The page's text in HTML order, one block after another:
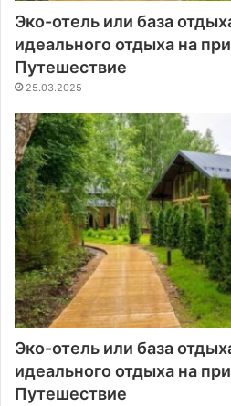
Эко-отель или база
идеального отдыха на
Путешествие
25.03.2025
Эко-отель или база
идеального отдыха на
Путешествие